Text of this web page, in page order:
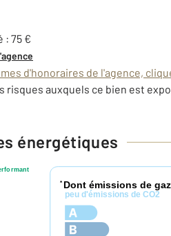
: 75 €
d'honoraires de l'agence,
risques auxquels ce bien est
énergétiques
* Dont émissions de
peu d'émissions de CO2